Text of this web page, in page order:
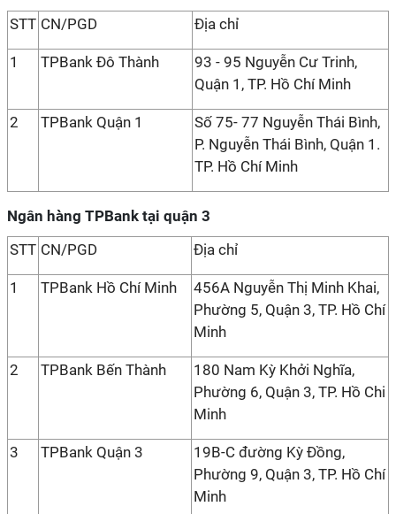
STT CN/PGD Địa chỉ
1 TPBank Đô Thành
93 - 95 Nguyễn Cư Trinh,
Quận 1, TP. Hồ Chí Minh
2 TPBank Quận 1
Số 75- 77 Nguyễn Thái Bình,
P. Nguyễn Thái Bình, Quận 1.
TP. Hồ Chí Minh
Ngân hàng TPBank tại quận 3
STT CN/PGD Địa chỉ
1 TPBank Hồ Chí Minh
456A Nguyễn Thị Minh Khai,
Phường 5, Quận 3, TP. Hồ Chí
Minh
2 TPBank Bến Thành
180 Nam Kỳ Khởi Nghĩa,
Phường 6, Quận 3, TP. Hồ Chi
Minh
3 TPBank Quận 3
19B-C đường Kỳ Đồng,
Phường 9, Quận 3, TP. Hồ Chí
Minh